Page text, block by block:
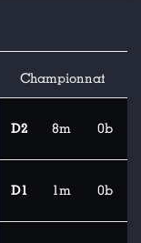
Championnat
D2 8m 0b
D1 1m 0b